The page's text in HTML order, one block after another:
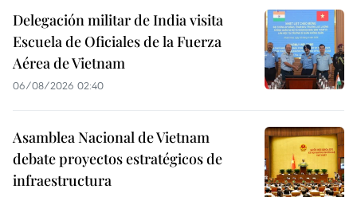
Delegación militar de India visita
Escuela de Oficiales de la Fuerza
Aérea de Vietnam
06/08/2026 02:40
Asamblea Nacional de Vietnam
debate proyectos estratégicos de
infraestructura